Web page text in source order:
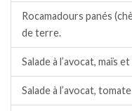
Rocamadours panés
de terre.
Salade à l’avocat, maïs
Salade à l’avocat,